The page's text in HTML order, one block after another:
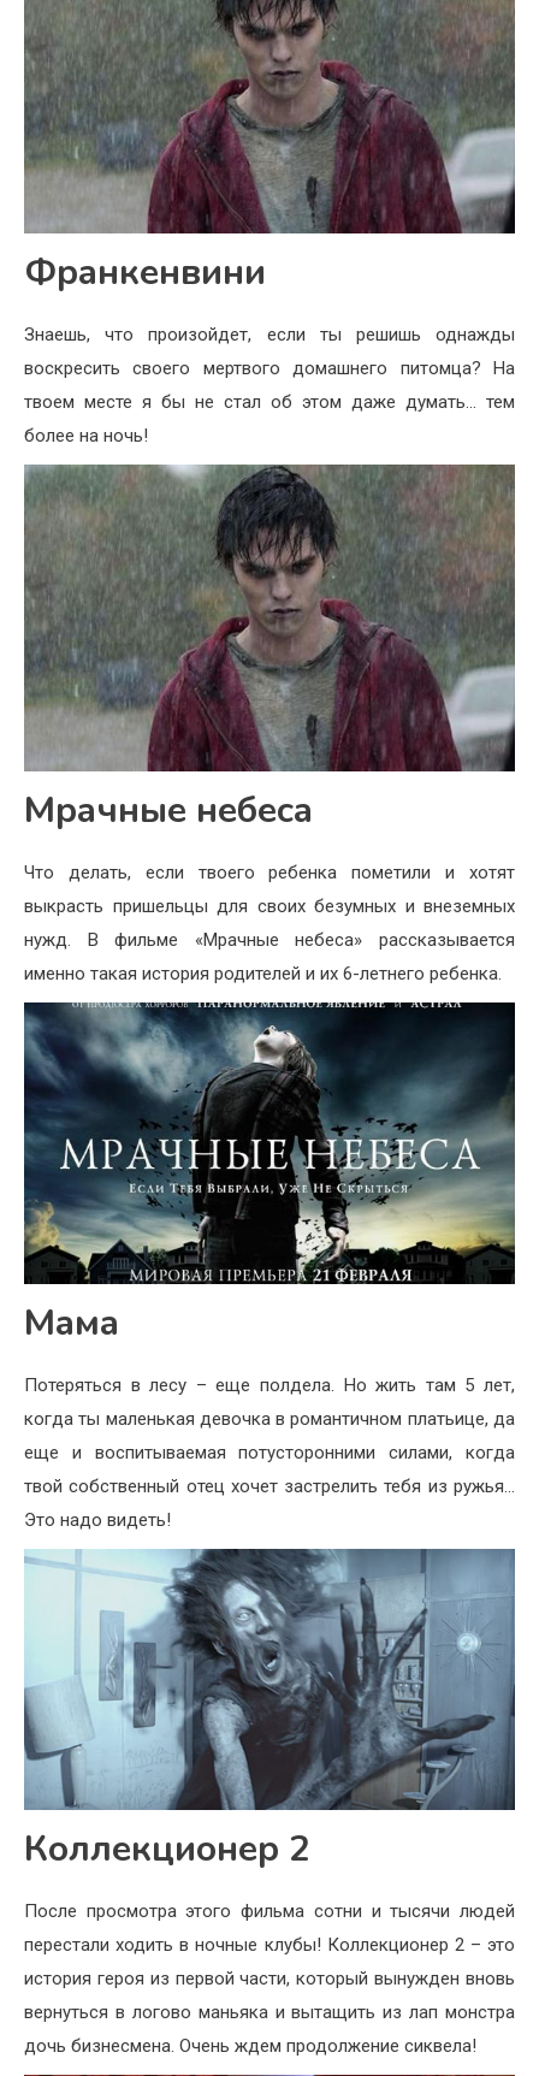
Франкенвини
Знаешь, что произойдет, если ты решишь однажды
воскресить своего мертвого домашнего питомца? На
твоем месте я бы не стал об этом даже думать… тем
более на ночь!
Мрачные небеса
Что делать, если твоего ребенка пометили и хотят
выкрасть пришельцы для своих безумных и внеземных
нужд. В фильме «Мрачные небеса» рассказывается
именно такая история родителей и их 6-летнего ребенка.
Мама
Потеряться в лесу – еще полдела. Но жить там 5 лет,
когда ты маленькая девочка в романтичном платьице, да
еще и воспитываемая потусторонними силами, когда
твой собственный отец хочет застрелить тебя из ружья…
Это надо видеть!
Коллекционер 2
После просмотра этого фильма сотни и тысячи людей
перестали ходить в ночные клубы! Коллекционер 2 – это
история героя из первой части, который вынужден вновь
вернуться в логово маньяка и вытащить из лап монстра
дочь бизнесмена. Очень ждем продолжение сиквела!